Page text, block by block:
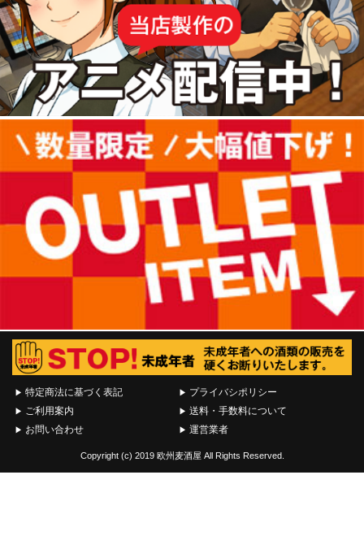
特定商法に基づく表記
ご利用案内
お問い合わせ
プライバシポリシー
送料・手数料について
運営業者
Copyright (c) 2019 欧州麦酒屋 All Rights Reserved.